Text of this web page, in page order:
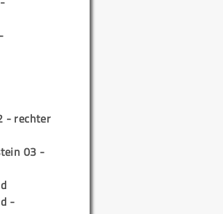
- rechter
03 -
-